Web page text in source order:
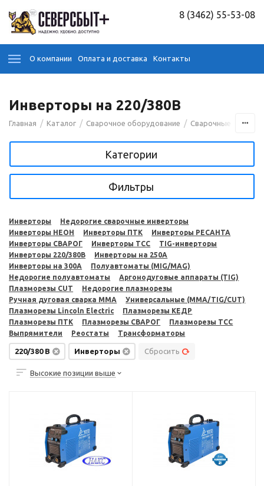
8 (3462) 55-53-08
О компании Оплата и доставка Контакты
Инверторы на 220/380В
Главная / Каталог / Сварочное оборудование / Сварочные
Категории
Фильтры
Инверторы
Недорогие сварочные инверторы
Инверторы НЕОН
Инверторы ПТК
Инверторы РЕСАНТА
Инверторы СВАРОГ
Инверторы ТСС
TIG-инверторы
Инверторы 220/380В
Инверторы на 250A
Инверторы на 300A
Полуавтоматы (MIG/MAG)
Недорогие полуавтоматы
Аргонодуговые аппараты (TIG)
Плазморезы CUT
Недорогие плазморезы
Ручная дуговая сварка MMA
Универсальные (MMA/TIG/CUT)
Плазморезы Lincoln Electric
Плазморезы КЕДР
Плазморезы ПТК
Плазморезы СВАРОГ
Плазморезы ТСС
Выпрямители
Реостаты Трансформаторы
220/380 В Инверторы Сбросить
Высокие позиции выше